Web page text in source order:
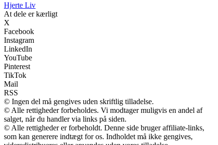
Hjerte Liv
At dele er kærligt
X
Facebook
Instagram
LinkedIn
YouTube
Pinterest
TikTok
Mail
RSS
© Ingen del må gengives uden skriftlig tilladelse.
© Alle rettigheder forbeholdes. Vi modtager muligvis en andel af
salget, når du handler via links på siden.
© Alle rettigheder er forbeholdt. Denne side bruger affiliate-links,
som kan generere indtægt for os. Indholdet må ikke gengives,